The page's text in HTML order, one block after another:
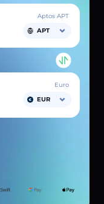
Aptos APT
APT
Euro
EUR